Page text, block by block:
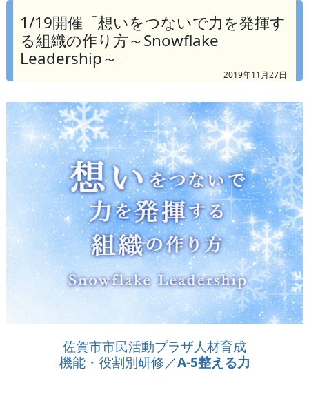
1/19開催「想いをつないで力を発揮す
る組織の作り方～Snowflake
Leadership～」
2019年11月27日
佐賀市市民活動プラザ人材育成
機能・役割別研修／A-5整える力